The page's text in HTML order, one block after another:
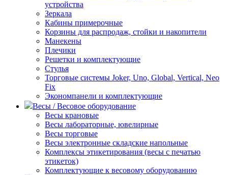
устройства
Зеркала
Кабины примерочные
Корзины для распродаж, стойки и накопители
Манекены
Плечики
Решетки и комплектующие
Стулья
Торговые системы Joker, Uno, Global, Vertical, Neo
Fix
Экономпанели и комплектующие
Весы / Весовое оборудование
Весы крановые
Весы лабораторные, ювелирные
Весы торговые
Весы электронные складские напольные
Комплексы этикетирования (весы с печатью
этикеток)
Комплектующие к весовому оборудованию